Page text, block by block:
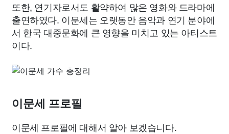
또한, 연기자로서도 활약하여 많은 영화와 드라마에
출연하였다. 이문세는 오랫동안 음악과 연기 분야에
서 한국 대중문화에 큰 영향을 미치고 있는 아티스트
이다.
이문세 프로필
이문세 프로필에 대해서 알아 보겠습니다.